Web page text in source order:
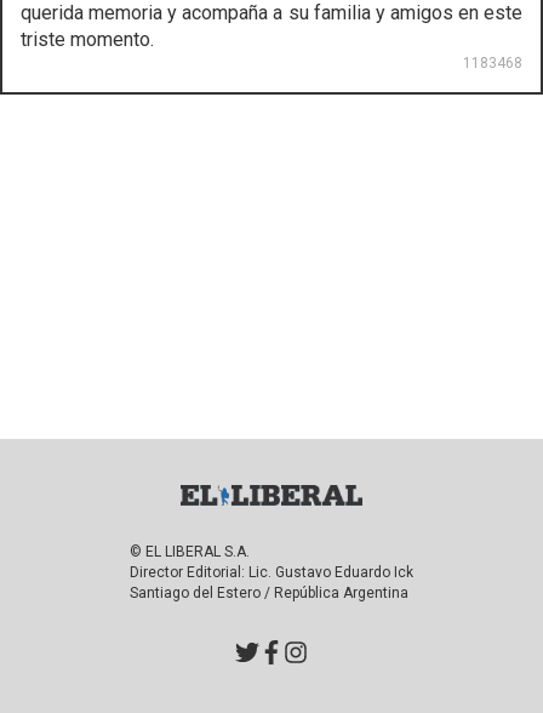
querida memoria y acompaña a su familia y amigos en este
triste momento.
1183468
© EL LIBERAL S.A.
Director Editorial: Lic. Gustavo Eduardo Ick
Santiago del Estero / República Argentina